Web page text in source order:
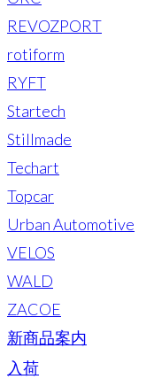
REVOZPORT
rotiform
RYFT
Startech
Stillmade
Techart
Topcar
Urban Automotive
VELOS
WALD
ZACOE
新商品案内
入荷